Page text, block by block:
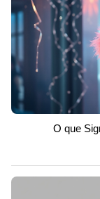
O que